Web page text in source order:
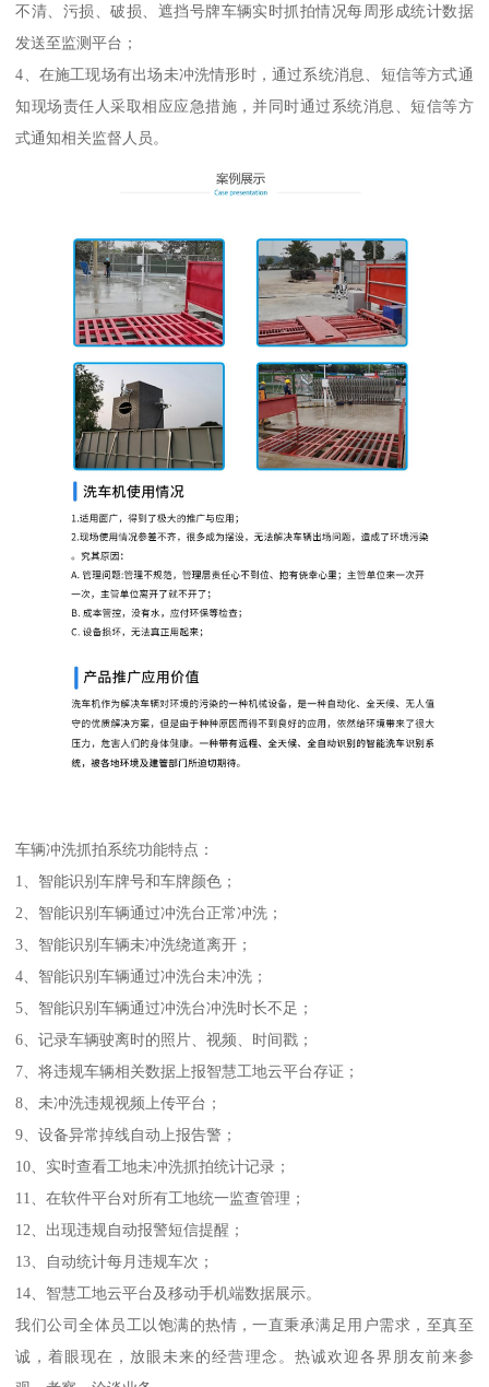
不清、污损、破损、遮挡号牌车辆实时抓拍情况每周形成统计数据
发送至监测平台；
4、在施工现场有出场未冲洗情形时，通过系统消息、短信等方式通
知现场责任人采取相应应急措施，并同时通过系统消息、短信等方
式通知相关监督人员。
车辆冲洗抓拍系统功能特点：
1、智能识别车牌号和车牌颜色；
2、智能识别车辆通过冲洗台正常冲洗；
3、智能识别车辆未冲洗绕道离开；
4、智能识别车辆通过冲洗台未冲洗；
5、智能识别车辆通过冲洗台冲洗时长不足；
6、记录车辆驶离时的照片、视频、时间戳；
7、将违规车辆相关数据上报智慧工地云平台存证；
8、未冲洗违规视频上传平台；
9、设备异常掉线自动上报告警；
10、实时查看工地未冲洗抓拍统计记录；
11、在软件平台对所有工地统一监查管理；
12、出现违规自动报警短信提醒；
13、自动统计每月违规车次；
14、智慧工地云平台及移动手机端数据展示。
我们公司全体员工以饱满的热情，一直秉承满足用户需求，至真至
诚，着眼现在，放眼未来的经营理念。热诚欢迎各界朋友前来参